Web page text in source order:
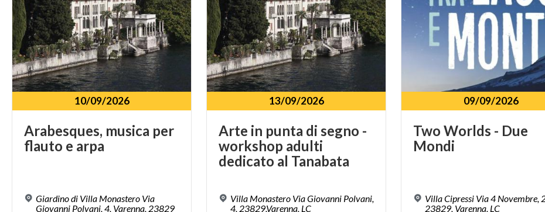
10/09/2026
Arabesques, musica per
flauto e arpa
Giardino di Villa Monastero Via
Giovanni Polvani, 4, Varenna, 23829
13/09/2026
Arte in punta di segno -
workshop adulti
dedicato al Tanabata
Villa Monastero Via Giovanni Polvani,
4, 23829,Varenna, LC
09/09/2026
Two Worlds - Due
Mondi
Villa Cipressi Via 4 Novembre,
23829, Varenna, LC